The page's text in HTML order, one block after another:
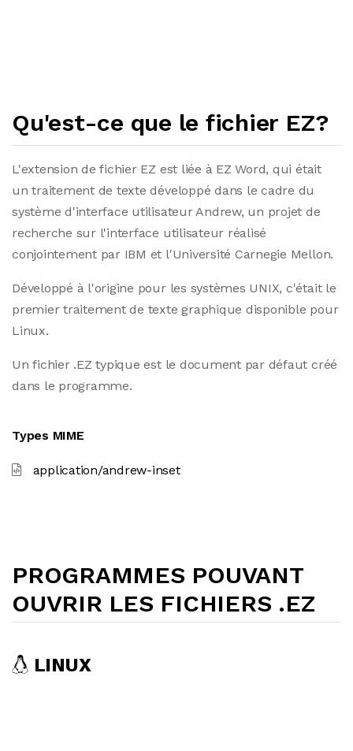
Qu'est-ce que le fichier EZ?
L'extension de fichier EZ est liée à EZ Word, qui était
un traitement de texte développé dans le cadre du
système d'interface utilisateur Andrew, un projet de
recherche sur l'interface utilisateur réalisé
conjointement par IBM et l'Université Carnegie Mellon.
Développé à l'origine pour les systèmes UNIX, c'était le
premier traitement de texte graphique disponible pour
Linux.
Un fichier .EZ typique est le document par défaut créé
dans le programme.
Types MIME
application/andrew-inset
PROGRAMMES POUVANT
OUVRIR LES FICHIERS .EZ
LINUX